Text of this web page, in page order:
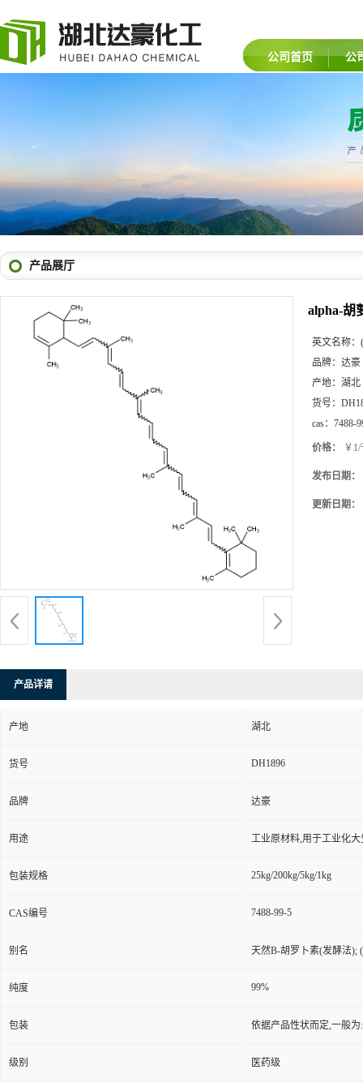
公司首页 公
产品展厅
alpha-胡
英文名称：
品牌： 达豪
产地： 湖北
货号：
cas： 7488-
价格： ￥
发布日期：
更新日期：
产品详请
产地 湖北
货号 DH1896
品牌 达豪
用途 工业原材料,用于工业化大
包装规格 25kg/200kg/5kg/1kg
CAS编号 7488-99-5
别名 天然Β-胡罗卜素(发酵法);
纯度 99%
包装 依据产品性状而定,一般
级别 医药级